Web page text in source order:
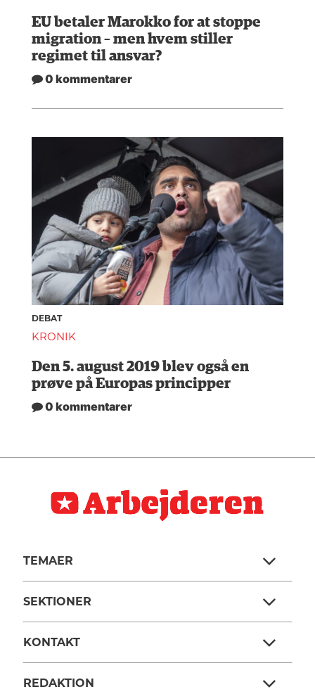
EU betaler Marokko for at stoppe
migration – men hvem stiller
regimet til ansvar?
0 kommentarer
DEBAT
KRONIK
Den 5. august 2019 blev også en
prøve på Europas principper
0 kommentarer
TEMAER
SEKTIONER
KONTAKT
REDAKTION